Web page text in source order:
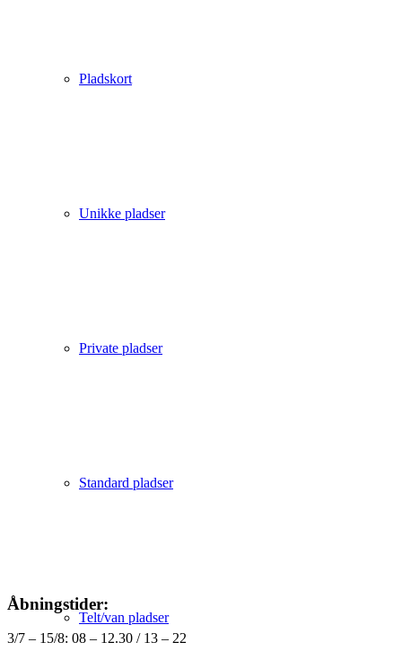
Pladskort
Unikke pladser
Private pladser
Standard pladser
Telt/van pladser
Åbningstider:
3/7 – 15/8: 08 – 12.30 / 13 – 22